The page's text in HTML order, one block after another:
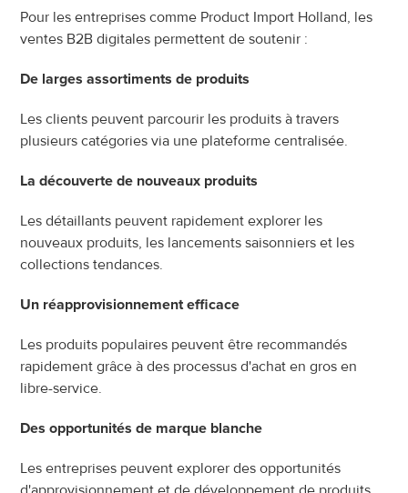
Pour les entreprises comme Product Import Holland, les
ventes B2B digitales permettent de soutenir :
De larges assortiments de produits
Les clients peuvent parcourir les produits à travers
plusieurs catégories via une plateforme centralisée.
La découverte de nouveaux produits
Les détaillants peuvent rapidement explorer les
nouveaux produits, les lancements saisonniers et les
collections tendances.
Un réapprovisionnement efficace
Les produits populaires peuvent être recommandés
rapidement grâce à des processus d'achat en gros en
libre-service.
Des opportunités de marque blanche
Les entreprises peuvent explorer des opportunités